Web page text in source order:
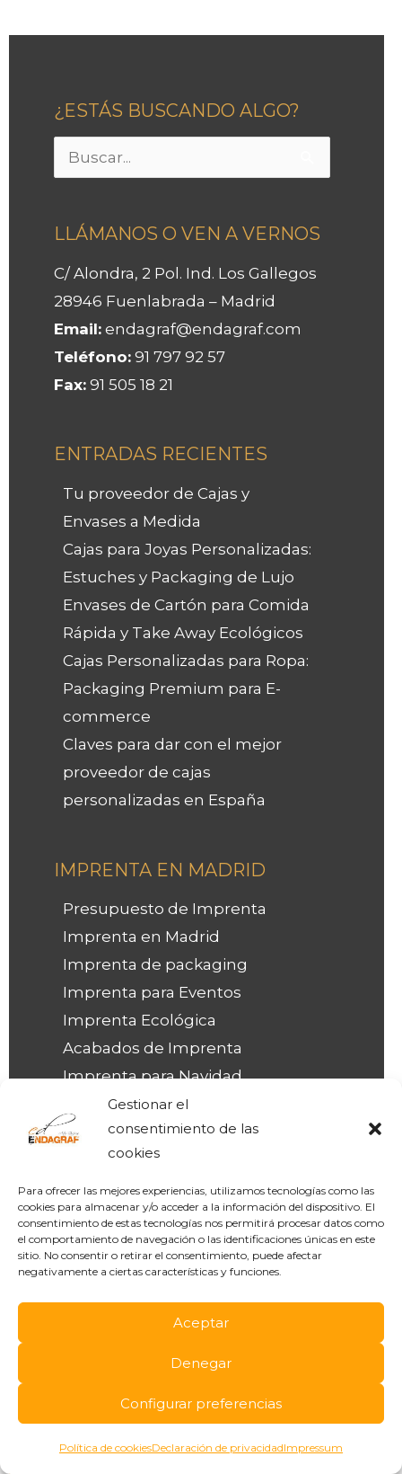
Gestionar el
consentimiento de las
cookies
Para ofrecer las mejores experiencias, utilizamos tecnologías como las
cookies para almacenar y/o acceder a la información del dispositivo. El
consentimiento de estas tecnologías nos permitirá procesar datos como
el comportamiento de navegación o las identificaciones únicas en este
sitio. No consentir o retirar el consentimiento, puede afectar
negativamente a ciertas características y funciones.
Aceptar
Denegar
Configurar preferencias
Política de cookiesDeclaración de privacidadImpressum
¿ESTÁS BUSCANDO ALGO?
Buscar
LLÁMANOS O VEN A VERNOS
C/ Alondra, 2 Pol. Ind. Los Gallegos
28946 Fuenlabrada – Madrid
Email: endagraf@endagraf.com
Teléfono: 91 797 92 57
Fax: 91 505 18 21
ENTRADAS RECIENTES
Tu proveedor de Cajas y
Envases a Medida
Cajas para Joyas Personalizadas:
Estuches y Packaging de Lujo
Envases de Cartón para Comida
Rápida y Take Away Ecológicos
Cajas Personalizadas para Ropa:
Packaging Premium para E-
commerce
Claves para dar con el mejor
proveedor de cajas
personalizadas en España
IMPRENTA EN MADRID
Presupuesto de Imprenta
Imprenta en Madrid
Imprenta de packaging
Imprenta para Eventos
Imprenta Ecológica
Acabados de Imprenta
Imprenta para Navidad
Impresión para hosteleria
Impresión para empresas
PÁGINAS LEGALES
Aviso Legal
Política de Privacidad
Política de Cookies
Facebook
Instagram
LinkedIn